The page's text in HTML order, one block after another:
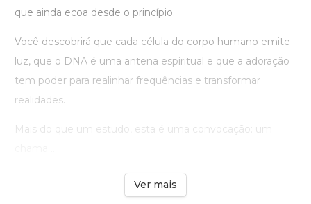
que ainda ecoa desde o princípio.
Você descobrirá que cada célula do corpo humano emite
luz, que o DNA é uma antena espiritual e que a adoração
tem poder para realinhar frequências e transformar
realidades.
Mais do que um estudo, esta é uma convocação: um
Ver mais